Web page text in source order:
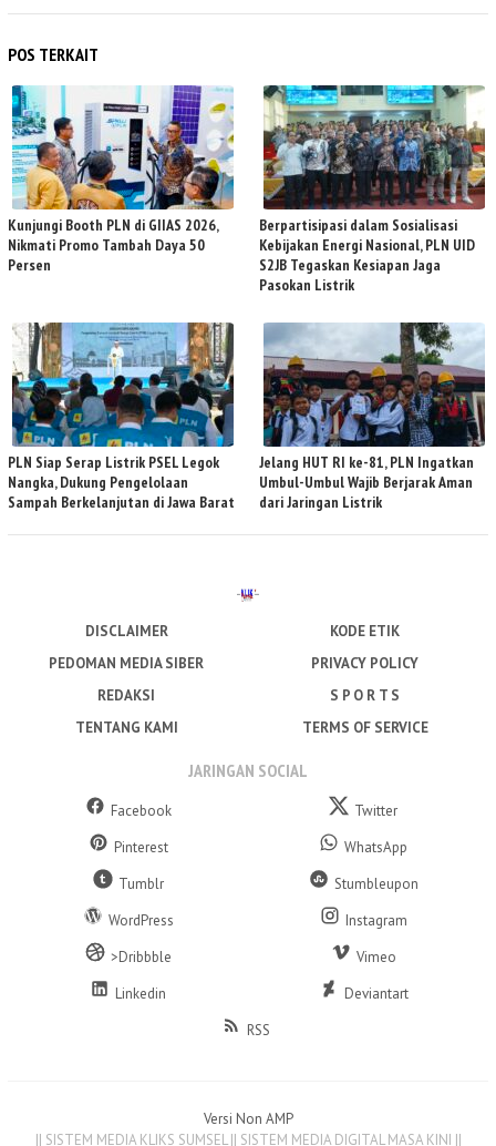
POS TERKAIT
Kunjungi Booth PLN di GIIAS 2026,
Nikmati Promo Tambah Daya 50
Persen
Berpartisipasi dalam Sosialisasi
Kebijakan Energi Nasional, PLN UID
S2JB Tegaskan Kesiapan Jaga
Pasokan Listrik
PLN Siap Serap Listrik PSEL Legok
Nangka, Dukung Pengelolaan
Sampah Berkelanjutan di Jawa Barat
Jelang HUT RI ke-81, PLN Ingatkan
Umbul-Umbul Wajib Berjarak Aman
dari Jaringan Listrik
DISCLAIMER
KODE ETIK
PEDOMAN MEDIA SIBER
PRIVACY POLICY
REDAKSI
S P O R T S
TENTANG KAMI
TERMS OF SERVICE
JARINGAN SOCIAL
Facebook
Twitter
Pinterest
WhatsApp
Tumblr
Stumbleupon
WordPress
Instagram
>Dribbble
Vimeo
Linkedin
Deviantart
RSS
Versi Non AMP
|| SISTEM MEDIA KLIKS SUMSEL || SISTEM MEDIA DIGITAL MASA KINI ||